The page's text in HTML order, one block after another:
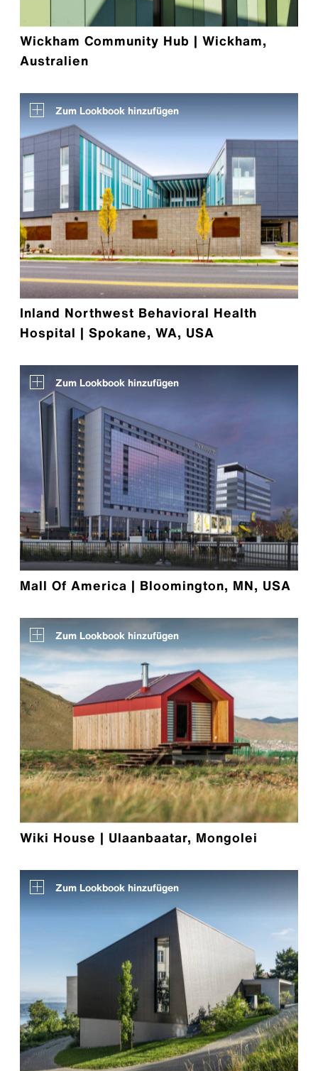
Wickham Community Hub | Wickham,
Australien
Zum Lookbook hinzufügen
Inland Northwest Behavioral Health
Hospital | Spokane, WA, USA
Zum Lookbook hinzufügen
Mall Of America | Bloomington, MN, USA
Zum Lookbook hinzufügen
Wiki House | Ulaanbaatar, Mongolei
Zum Lookbook hinzufügen